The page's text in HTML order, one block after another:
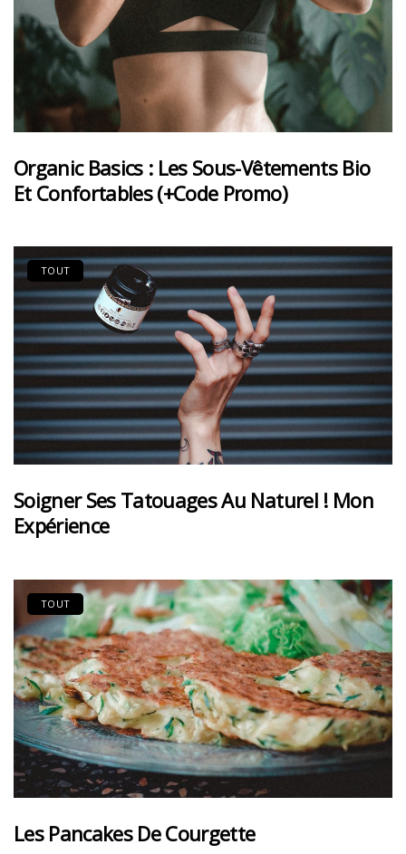
Organic Basics : Les Sous-Vêtements Bio
Et Confortables (+code Promo)
TOUT
Soigner Ses Tatouages Au Naturel ! Mon
Expérience
TOUT
Les Pancakes De Courgette